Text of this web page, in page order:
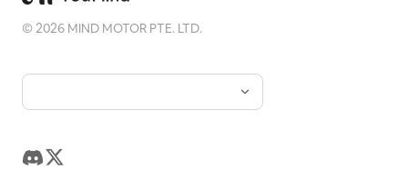
©2026 MIND MOTOR PTE. LTD.